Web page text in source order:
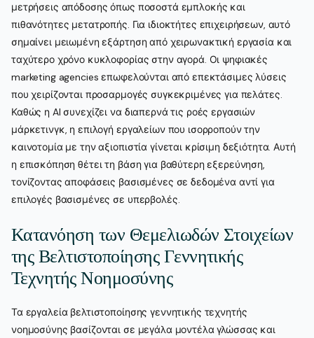
μετρήσεις απόδοσης όπως ποσοστά εμπλοκής και
πιθανότητες μετατροπής. Για ιδιοκτήτες επιχειρήσεων, αυτό
σημαίνει μειωμένη εξάρτηση από χειρωνακτική εργασία και
ταχύτερο χρόνο κυκλοφορίας στην αγορά. Οι ψηφιακές
marketing agencies επωφελούνται από επεκτάσιμες λύσεις
που χειρίζονται προσαρμογές συγκεκριμένες για πελάτες.
Καθώς η AI συνεχίζει να διαπερνά τις ροές εργασιών
μάρκετινγκ, η επιλογή εργαλείων που ισορροπούν την
καινοτομία με την αξιοπιστία γίνεται κρίσιμη δεξιότητα. Αυτή
η επισκόπηση θέτει τη βάση για βαθύτερη εξερεύνηση,
τονίζοντας αποφάσεις βασισμένες σε δεδομένα αντί για
επιλογές βασισμένες σε υπερβολές.
Κατανόηση των Θεμελιωδών Στοιχείων
της Βελτιστοποίησης Γεννητικής
Τεχνητής Νοημοσύνης
Τα εργαλεία βελτιστοποίησης γεννητικής τεχνητής
νοημοσύνης βασίζονται σε μεγάλα μοντέλα γλώσσας και